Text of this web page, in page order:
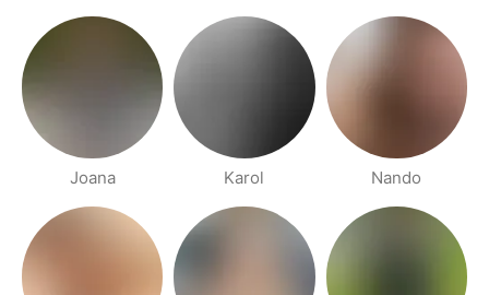
Joana Karol Nando